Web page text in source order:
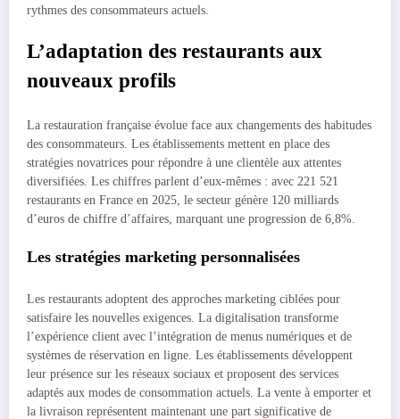
rythmes des consommateurs actuels.
L’adaptation des restaurants aux
nouveaux profils
La restauration française évolue face aux changements des habitudes
des consommateurs. Les établissements mettent en place des
stratégies novatrices pour répondre à une clientèle aux attentes
diversifiées. Les chiffres parlent d’eux-mêmes : avec 221 521
restaurants en France en 2025, le secteur génère 120 milliards
d’euros de chiffre d’affaires, marquant une progression de 6,8%.
Les stratégies marketing personnalisées
Les restaurants adoptent des approches marketing ciblées pour
satisfaire les nouvelles exigences. La digitalisation transforme
l’expérience client avec l’intégration de menus numériques et de
systèmes de réservation en ligne. Les établissements développent
leur présence sur les réseaux sociaux et proposent des services
adaptés aux modes de consommation actuels. La vente à emporter et
la livraison représentent maintenant une part significative de